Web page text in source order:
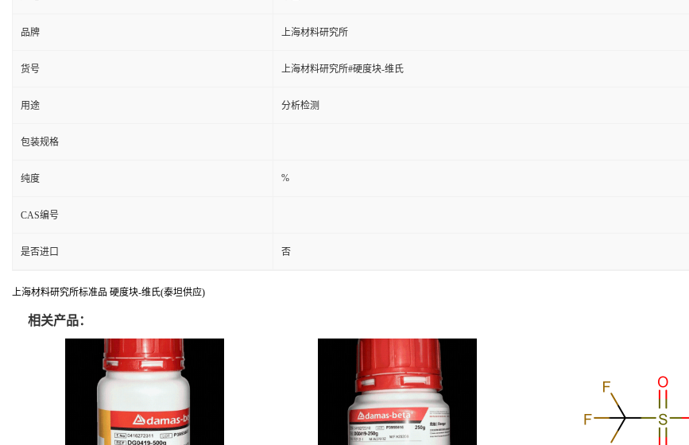
品牌 上海材料研究所
货号 上海材料研究所#硬度块-维氏
用途 分析检测
包装规格
纯度 %
CAS编号
是否进口 否
上海材料研究所标准品 硬度块-维氏(泰坦供应)
相关产品：